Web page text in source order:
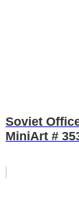
Soviet
MiniArt #